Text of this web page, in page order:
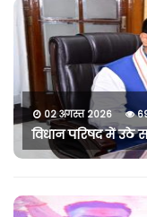
02 अगस्त 2026
विधान परिषद में उठे